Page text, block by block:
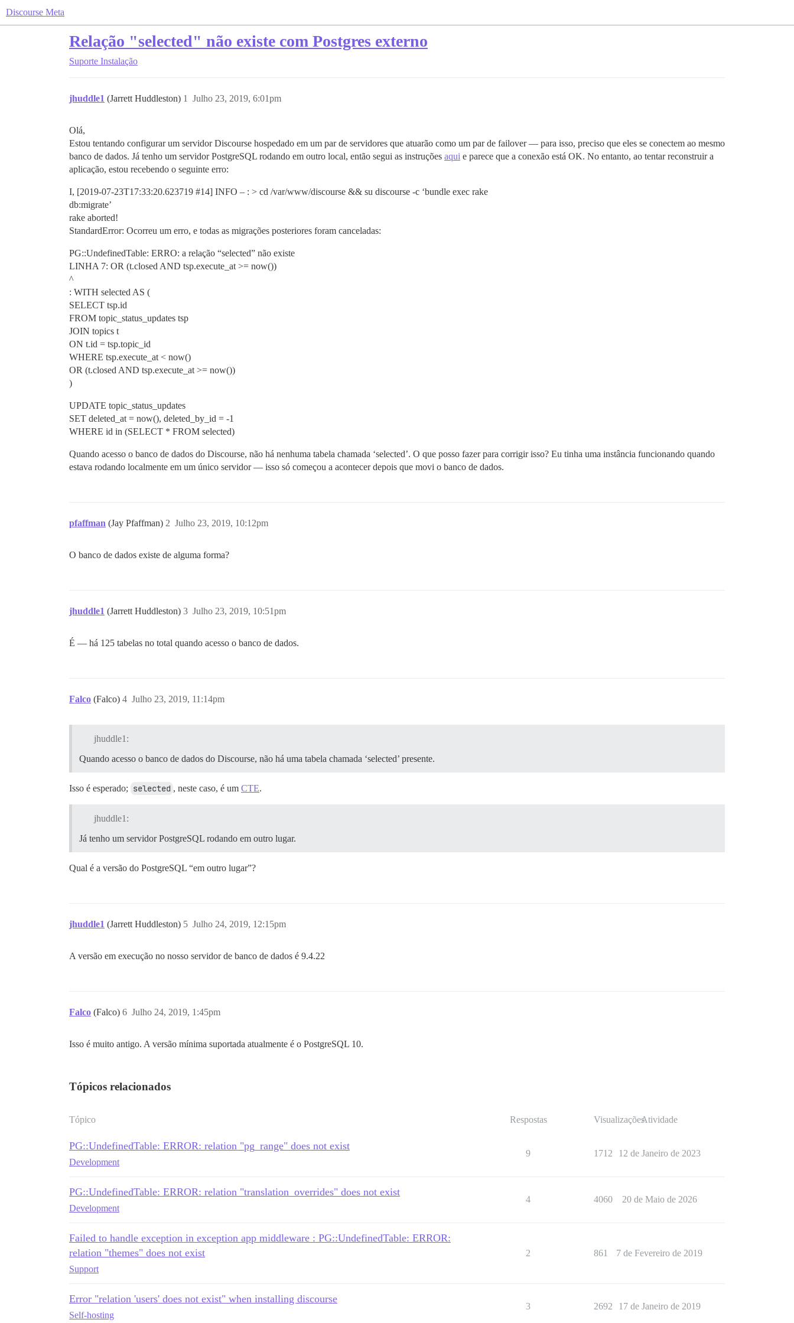
Discourse Meta
Relação "selected" não existe com Postgres externo
Suporte Instalação
jhuddle1 (Jarrett Huddleston) Julho 23, 2019, 6:01pm
1
Olá,
Estou tentando configurar um servidor Discourse hospedado em um par de servidores que atuarão como um par de failover — para isso, preciso que eles se conectem ao mesmo
banco de dados. Já tenho um servidor PostgreSQL rodando em outro local, então segui as instruções aqui e parece que a conexão está OK. No entanto, ao tentar reconstruir a
aplicação, estou recebendo o seguinte erro:
I, [2019-07-23T17:33:20.623719 #14] INFO – : > cd /var/www/discourse && su discourse -c ‘bundle exec rake
db:migrate’
rake aborted!
StandardError: Ocorreu um erro, e todas as migrações posteriores foram canceladas:
PG::UndefinedTable: ERRO: a relação “selected” não existe
LINHA 7: OR (t.closed AND tsp.execute_at >= now())
^
: WITH selected AS (
SELECT tsp.id
FROM topic_status_updates tsp
JOIN topics t
ON t.id = tsp.topic_id
WHERE tsp.execute_at < now()
OR (t.closed AND tsp.execute_at >= now())
)
UPDATE topic_status_updates
SET deleted_at = now(), deleted_by_id = -1
WHERE id in (SELECT * FROM selected)
Quando acesso o banco de dados do Discourse, não há nenhuma tabela chamada ‘selected’. O que posso fazer para corrigir isso? Eu tinha uma instância funcionando quando
estava rodando localmente em um único servidor — isso só começou a acontecer depois que movi o banco de dados.
pfaffman (Jay Pfaffman) Julho 23, 2019, 10:12pm
2
O banco de dados existe de alguma forma?
jhuddle1 (Jarrett Huddleston) Julho 23, 2019, 10:51pm
3
É — há 125 tabelas no total quando acesso o banco de dados.
Falco (Falco) Julho 23, 2019, 11:14pm
4
jhuddle1:
Quando acesso o banco de dados do Discourse, não há uma tabela chamada ‘selected’ presente.
Isso é esperado; selected , neste caso, é um CTE.
jhuddle1:
Já tenho um servidor PostgreSQL rodando em outro lugar.
Qual é a versão do PostgreSQL “em outro lugar”?
jhuddle1 (Jarrett Huddleston) Julho 24, 2019, 12:15pm
5
A versão em execução no nosso servidor de banco de dados é 9.4.22
Falco (Falco) Julho 24, 2019, 1:45pm
6
Isso é muito antigo. A versão mínima suportada atualmente é o PostgreSQL 10.
Tópicos relacionados
Tópico Respostas VisualizaçõesAtividade
PG::UndefinedTable: ERROR: relation "pg_range" does not exist
Development
9 1712 12 de Janeiro de 2023
PG::UndefinedTable: ERROR: relation "translation_overrides" does not exist
Development
4 4060 20 de Maio de 2026
Failed to handle exception in exception app middleware : PG::UndefinedTable: ERROR:
relation "themes" does not exist
Support
2 861 7 de Fevereiro de 2019
Error "relation 'users' does not exist" when installing discourse
Self-hosting
3 2692 17 de Janeiro de 2019